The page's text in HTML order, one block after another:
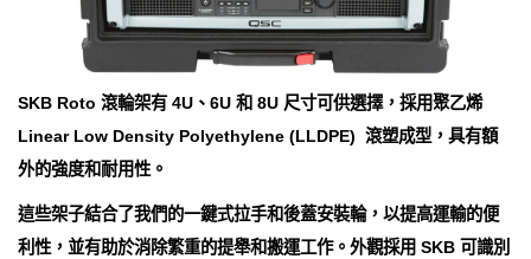
SKB Roto 滾輪架有 4U、6U 和 8U 尺寸可供選擇，採用聚乙烯
Linear Low Density Polyethylene (LLDPE) 滾塑成型，具有額
外的強度和耐用性。
這些架子結合了我們的一鍵式拉手和後蓋安裝輪，以提高運輸的便
利性，並有助於消除繁重的提舉和搬運工作。外觀採用 SKB 可識別